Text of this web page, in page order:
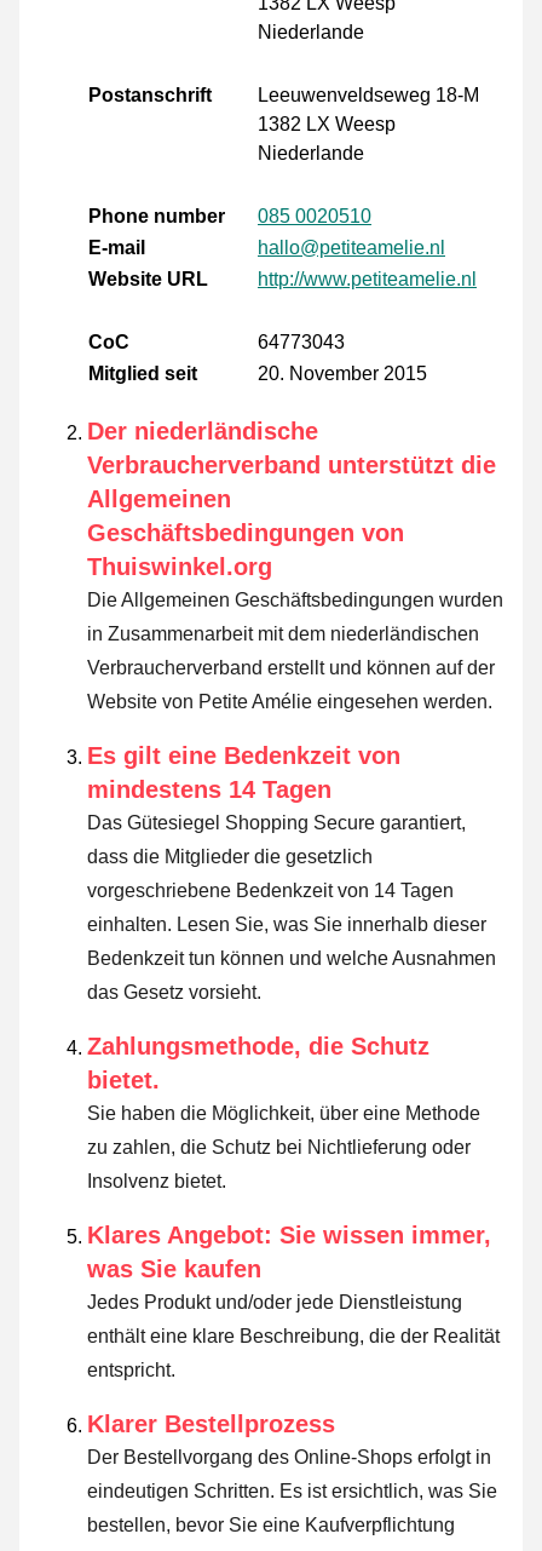
Niederlande
Postanschrift
Leeuwenveldseweg 18-M
1382 LX Weesp
Niederlande
Phone number
085 0020510
E-mail
hallo@petiteamelie.nl
Website URL
http://www.petiteamelie.nl
CoC
64773043
Mitglied seit
20. November 2015
Der niederländische
Verbraucherverband unterstützt die
Allgemeinen
Geschäftsbedingungen von
Thuiswinkel.org
Die Allgemeinen Geschäftsbedingungen wurden
in Zusammenarbeit mit dem niederländischen
Verbraucherverband erstellt und können auf der
Website von Petite Amélie eingesehen werden.
Es gilt eine Bedenkzeit von
mindestens 14 Tagen
Das Gütesiegel Shopping Secure garantiert,
dass die Mitglieder die gesetzlich
vorgeschriebene Bedenkzeit von 14 Tagen
einhalten. Lesen Sie, was Sie innerhalb dieser
Bedenkzeit tun können und welche Ausnahmen
das Gesetz vorsieht.
Zahlungsmethode, die Schutz
bietet.
Sie haben die Möglichkeit, über eine Methode
zu zahlen, die Schutz bei Nichtlieferung oder
Insolvenz bietet.
Klares Angebot: Sie wissen immer,
was Sie kaufen
Jedes Produkt und/oder jede Dienstleistung
enthält eine klare Beschreibung, die der Realität
entspricht.
Klarer Bestellprozess
Der Bestellvorgang des Online-Shops erfolgt in
eindeutigen Schritten. Es ist ersichtlich, was Sie
bestellen, bevor Sie eine Kaufverpflichtung